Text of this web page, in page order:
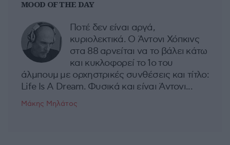
MOOD OF THE DAY
Ποτέ δεν είναι αργά,
κυριολεκτικά. Ο Άντονι Χόπκινς
στα 88 αρνείται να το βάλει κάτω
και κυκλοφορεί το 1ο του
άλμπουμ με ορχηστρικές συνθέσεις και τίτλο:
Life Is A Dream. Φυσικά και είναι Άντονι...
Μάκης Μηλάτος